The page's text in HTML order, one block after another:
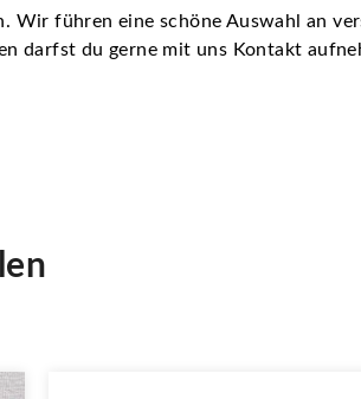
führen eine schöne Auswahl an
darfst du gerne mit uns Kontakt